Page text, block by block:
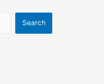
Search